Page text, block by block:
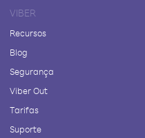
VIBER
Recursos
Blog
Segurança
Viber Out
Tarifas
Suporte